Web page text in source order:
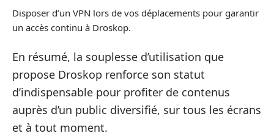
Disposer d’un VPN lors de vos déplacements pour garantir
un accès continu à Droskop.
En résumé, la souplesse d’utilisation que
propose Droskop renforce son statut
d’indispensable pour profiter de contenus
auprès d’un public diversifié, sur tous les écrans
et à tout moment.